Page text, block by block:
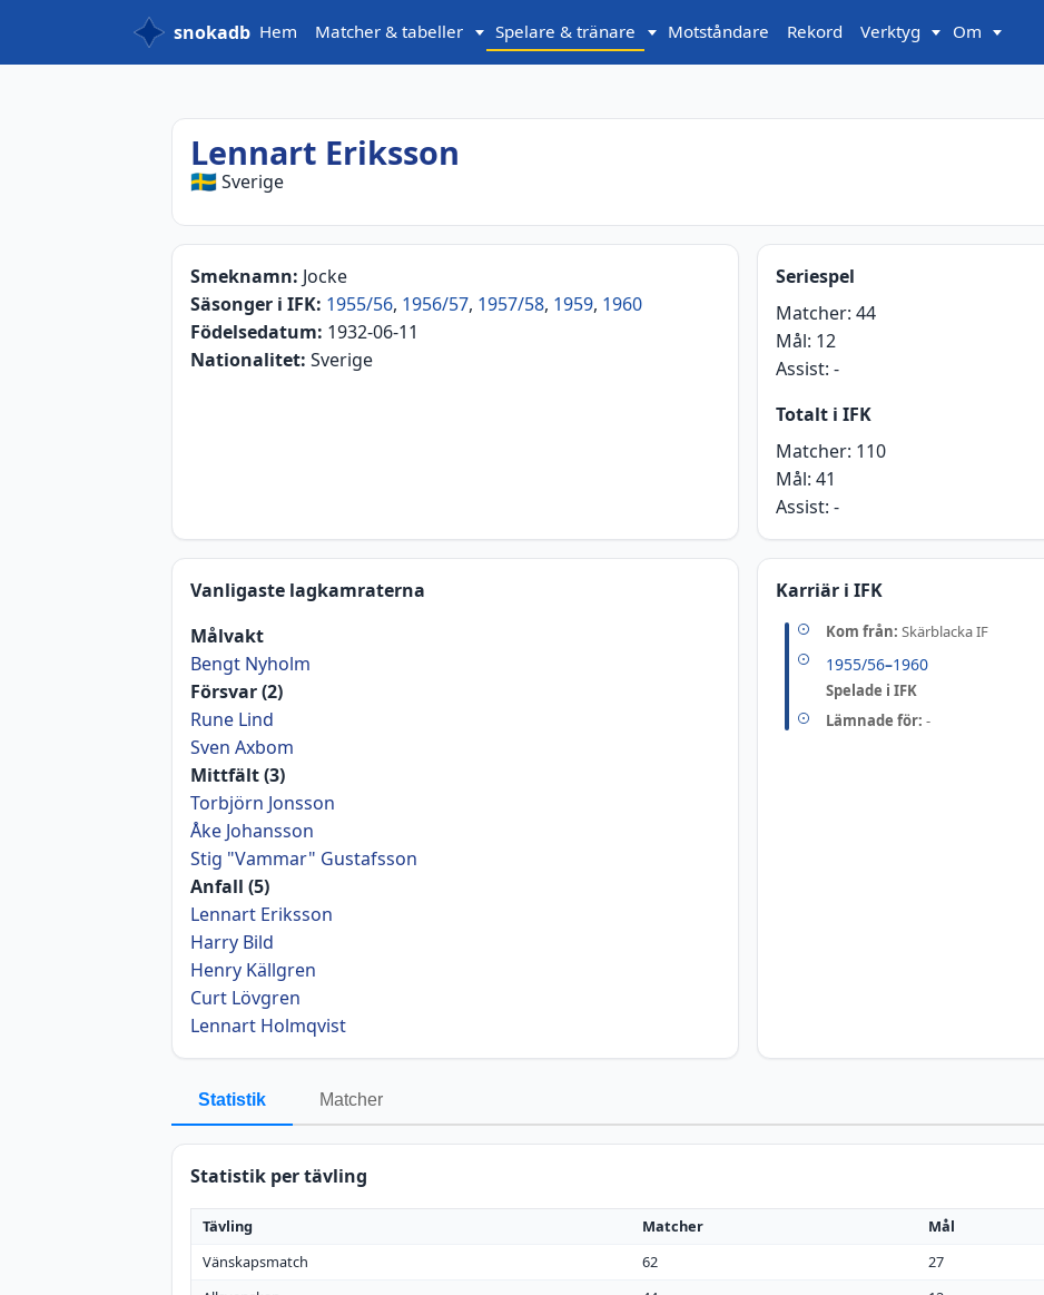
snokadb Hem Matcher & tabeller Spelare & tränare Motståndare Rekord Verktyg Om
Lennart Eriksson
🇸🇪Sverige
Smeknamn: Jocke
Säsonger i IFK: 1955/56, 1956/57, 1957/58, 1959, 1960
Födelsedatum: 1932-06-11
Nationalitet: Sverige
Seriespel
Matcher: 44
Mål: 12
Assist: -
Totalt i IFK
Matcher: 110
Mål: 41
Assist: -
Vanligaste lagkamraterna
Målvakt
Bengt Nyholm
Försvar (2)
Rune Lind
Sven Axbom
Mittfält (3)
Torbjörn Jonsson
Åke Johansson
Stig "Vammar" Gustafsson
Anfall (5)
Lennart Eriksson
Harry Bild
Henry Källgren
Curt Lövgren
Lennart Holmqvist
Karriär i IFK
Kom från: Skärblacka IF
1955/56–1960
Spelade i IFK
Lämnade för: -
Statistik Matcher
Statistik per tävling
Tävling Matcher Mål
Vänskapsmatch
62 27